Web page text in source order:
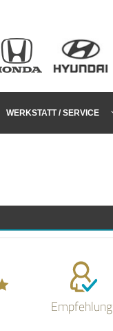
WERKSTATT / SERVICE
Empfehlung